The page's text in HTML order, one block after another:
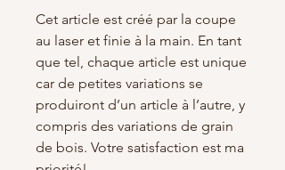
Cet article est créé par la coupe
au laser et finie à la main. En tant
que tel, chaque article est unique
car de petites variations se
produiront d’un article à l’autre, y
compris des variations de grain
de bois. Votre satisfaction est ma